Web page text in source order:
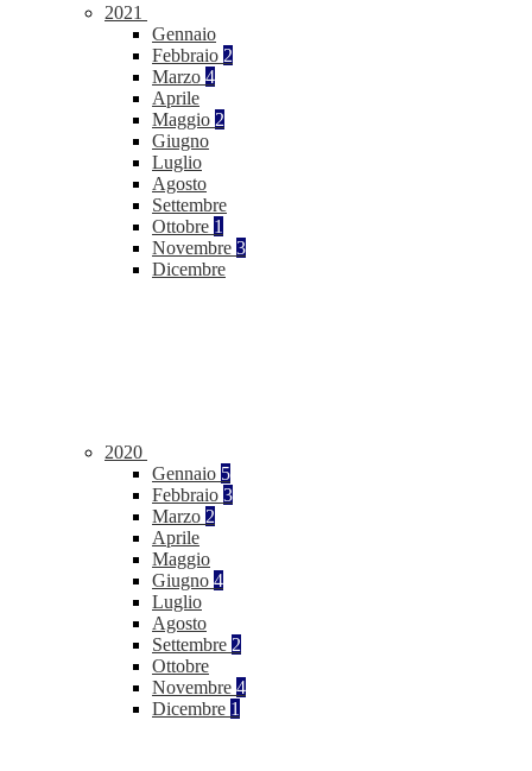
2021
Gennaio
Febbraio 2
Marzo 4
Aprile
Maggio 2
Giugno
Luglio
Agosto
Settembre
Ottobre 1
Novembre 3
Dicembre
2020
Gennaio 5
Febbraio 3
Marzo 2
Aprile
Maggio
Giugno 4
Luglio
Agosto
Settembre 2
Ottobre
Novembre 4
Dicembre 1